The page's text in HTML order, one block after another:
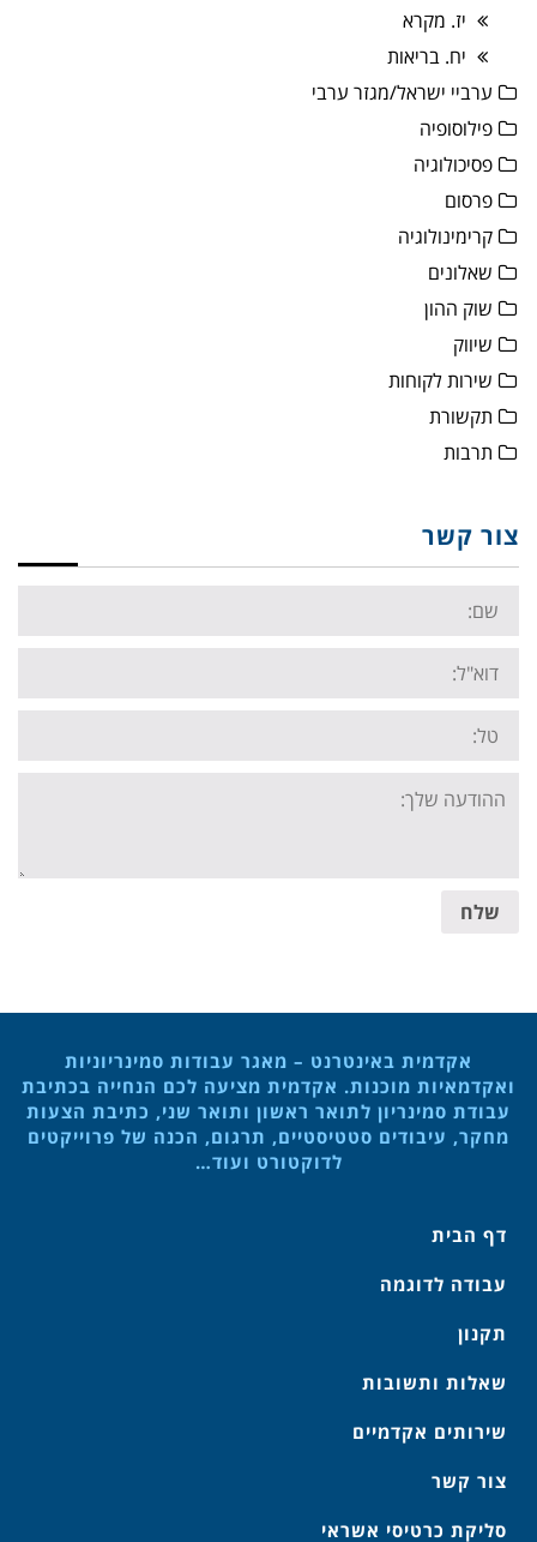
יז. מקרא
יח. בריאות
ערביי ישראל/מגזר ערבי
פילוסופיה
פסיכולוגיה
פרסום
קרימינולוגיה
שאלונים
שוק ההון
שיווק
שירות לקוחות
תקשורת
תרבות
צור קשר
Name:
Email:
Tel:
Your
message:
שלח
אקדמית באינטרנט – מאגר עבודות סמינריוניות
ואקדמאיות מוכנות. אקדמית מציעה לכם הנחייה בכתיבת
עבודת סמינריון לתואר ראשון ותואר שני, כתיבת הצעות
מחקר, עיבודים סטטיסטיים, תרגום, הכנה של פרוייקטים
לדוקטורט ועוד…
דף הבית
עבודה לדוגמה
תקנון
שאלות ותשובות
שירותים אקדמיים
צור קשר
סליקת כרטיסי אשראי